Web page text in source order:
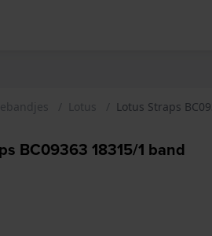
Lotus Lotus Straps
BC09363 18315/1 band